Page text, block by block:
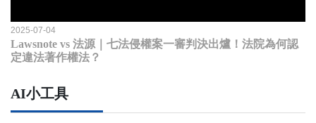
2025-07-04
Lawsnote vs 法源｜七法侵權案一審判決出爐！法院為何認
定違法著作權法？
AI小工具